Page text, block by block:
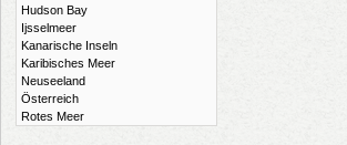
Hudson Bay
Ijsselmeer
Kanarische Inseln
Karibisches Meer
Neuseeland
Österreich
Rotes Meer